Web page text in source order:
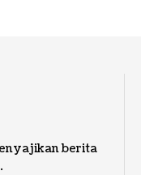
berita